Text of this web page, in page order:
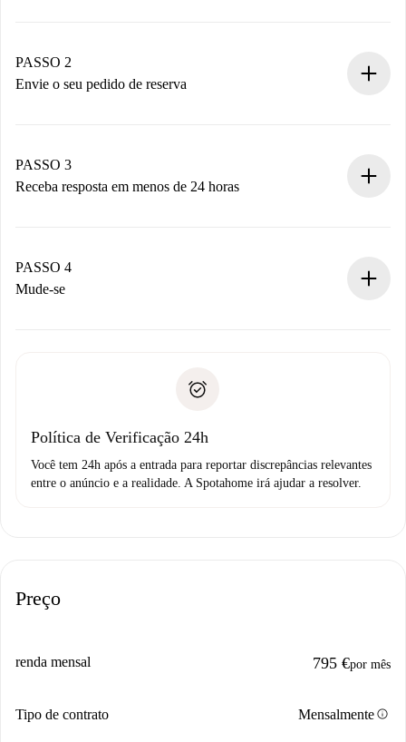
Você tem todas as informações necessárias
antecipadamente.
PASSO 2
Envie o seu pedido de reserva
Não cobramos nada até que o proprietário confirme.
PASSO 3
Receba resposta em menos de 24 horas
proprietário.
Se recusada: não cobraremos nada e ofereceremos
Débito direto bancário
PASSO 4
Mude-se
não comunicar nenhum problema.
Política de Verificação 24h
Você tem 24h após a entrada para reportar discrepâncias relevantes
entre o anúncio e a realidade. A Spotahome irá ajudar a resolver.
Preço
renda mensal 795 €por mês
Tipo de contrato Mensalmenteinfo